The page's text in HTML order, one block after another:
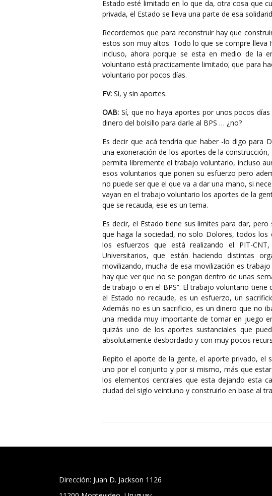
Estado esté limitado en lo que da, otra cosa que
privada, el Estado se lleva una parte de esa
Recordemos que para reconstruir hay que
estos son muy altos. Todo lo que se compre lleva
incluso, ahora porque se esta en medio de la
voluntario está practicamente limitado; que para
voluntario por pocos días.
FV: Si, y sin aportes.
OAB: Sí, que no haya aportes por unos pocos
dinero del bolsillo para darle al BPS … ¿no?
Es decir que acá tendría que haber -lo digo para
una exoneración de los aportes de la
permita libremente el trabajo voluntario, incluso
esos voluntarios que ponen su esfuerzo pero
no puede ser que el que va a dar una mano, si
vayan en el trabajo voluntario los aportes de la
que se recauda, ese es un tema.
Es decir, el Estado tiene sus limites para dar,
que haga la sociedad, no solo Dolores, todos
los esfuerzos que está realizando el PIT-
Universitarios, que están haciendo distintas
movilizando, mucha de esa movilización es
hay que ver que no se pongan dentro de unas
de trabajo o en el BPS”. El trabajo voluntario
el Estado no recaude, es un esfuerzo, un
Además no es un sacrificio, es un dinero que no
una medida muy importante de tomar en juego
quizás uno de los aportes sustanciales que
absolutamente desbordado y con muy pocos
Repito el aporte de la gente, el aporte privado,
uno por el conjunto y por si mismo, más que
los elementos centrales que esta dejando esta
ciudad del siglo veintiuno y construirlo en base al
Dirección: Juan D. Jackson 1126